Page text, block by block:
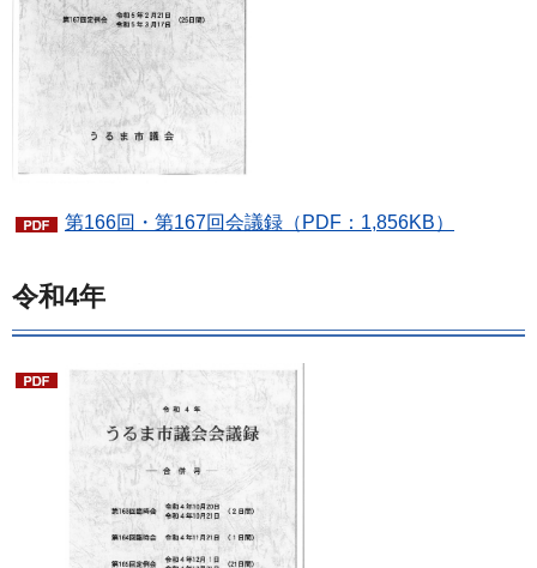
第166回・第167回会議録（PDF：1,856KB）
令和4年